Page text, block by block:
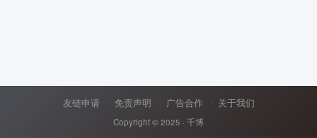
友链申请 免责声明 广告合作 关于我们
Copyright © 2025 · 千博